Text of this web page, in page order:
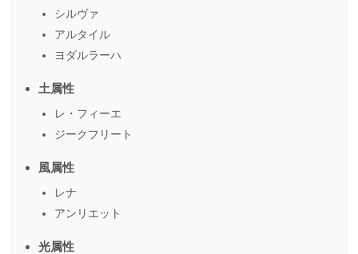
シルヴァ
アルタイル
ヨダルラーハ
土属性
レ・フィーエ
ジークフリート
風属性
レナ
アンリエット
光属性